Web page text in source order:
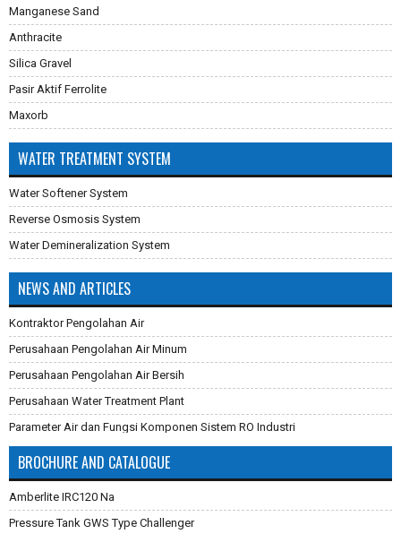
Manganese Sand
Anthracite
Silica Gravel
Pasir Aktif Ferrolite
Maxorb
WATER TREATMENT SYSTEM
Water Softener System
Reverse Osmosis System
Water Demineralization System
NEWS AND ARTICLES
Kontraktor Pengolahan Air
Perusahaan Pengolahan Air Minum
Perusahaan Pengolahan Air Bersih
Perusahaan Water Treatment Plant
Parameter Air dan Fungsi Komponen Sistem RO Industri
Pembuatan Karbon Aktif
Cara Mengganti Karet Membran Pressure Tank
Membran Filtrasi
Sistem Reverse Osmosis dan Cara Kerjanya
BROCHURE AND CATALOGUE
Amberlite IRC120 Na
Pressure Tank GWS Type Challenger